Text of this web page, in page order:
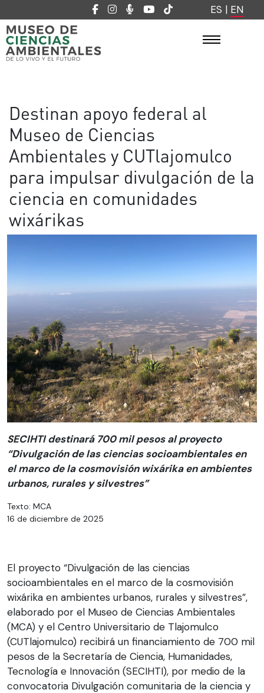
ES | EN
Destinan apoyo federal al
Museo de Ciencias
Ambientales y CUTlajomulco
para impulsar divulgación de la
ciencia en comunidades
wixárikas
SECIHTI destinará 700 mil pesos al proyecto
“Divulgación de las ciencias socioambientales en
el marco de la cosmovisión wixárika en ambientes
urbanos, rurales y silvestres”
Texto: MCA
16 de diciembre de 2025
El proyecto “Divulgación de las ciencias
socioambientales en el marco de la cosmovisión
wixárika en ambientes urbanos, rurales y silvestres”,
elaborado por el Museo de Ciencias Ambientales
(MCA) y el Centro Universitario de Tlajomulco
(CUTlajomulco) recibirá un financiamiento de 700 mil
pesos de la Secretaría de Ciencia, Humanidades,
Tecnología e Innovación (SECIHTI), por medio de la
convocatoria Divulgación comunitaria de la ciencia y